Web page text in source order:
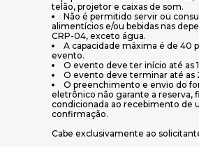
telão, projetor e caixas de som.
Não é permitido servir ou
alimentícios e/ou bebidas nas
CRP-04, exceto água.
A capacidade máxima é de 40
evento.
O evento deve ter início até as
O evento deve terminar até as
O preenchimento e envio do
eletrônico não garante a reserva,
condicionada ao recebimento de
confirmação.
Cabe exclusivamente ao